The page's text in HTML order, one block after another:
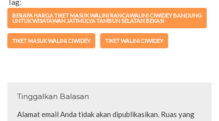
Tag:
BERAPA HARGA TIKET MASUK WALINI RANCAWALINI CIWIDEY BANDUNG
UNTUK WISATAWAN JATIMULYA TAMBUN SELATAN BEKASI
TIKET MASUK WALINI CIWIDEY TIKET WALINI CIWIDEY
Tinggalkan Balasan
Alamat email Anda tidak akan dipublikasikan. Ruas yang